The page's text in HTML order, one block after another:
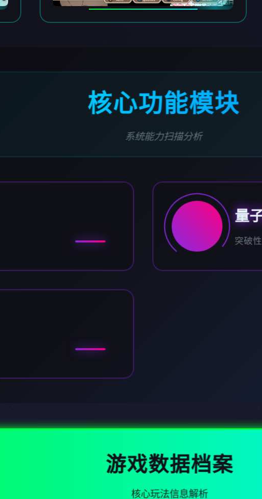
核心功能模块
系统能力扫描分析
量
突破
游戏数据档案
核心玩法信息解析